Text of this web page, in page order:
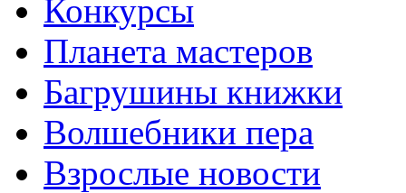
Конкурсы
Планета мастеров
Багрушины книжки
Волшебники пера
Взрослые новости